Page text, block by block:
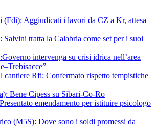
(Fdi): Aggiudicati i lavori da CZ a Kr, attesa
tratta la Calabria come set per i suoi
intervenga su crisi idrica nell’area
cantiere Rfi: Confermato rispetto tempistiche
Bene Cipess su Sibari-Co-Ro
emendamento per istituire psicologo
(M5S): Dove sono i soldi promessi da